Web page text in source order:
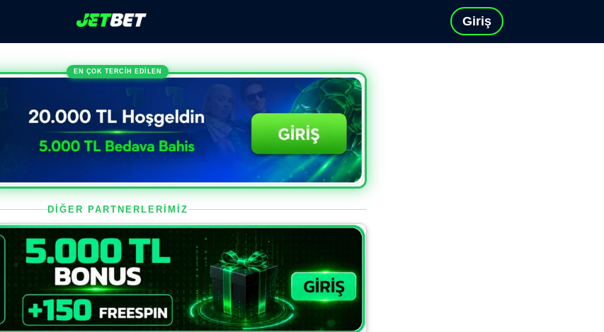
Giriş
EN ÇOK TERCİH EDİLEN
DİĞER PARTNERLERİMİZ